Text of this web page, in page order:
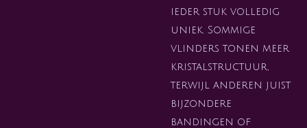
ieder stuk volledig
uniek. Sommige
vlinders tonen meer
kristalstructuur,
terwijl anderen juist
bijzondere
bandingen of